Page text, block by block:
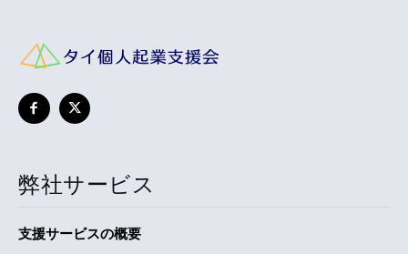
弊社サービス
支援サービスの概要